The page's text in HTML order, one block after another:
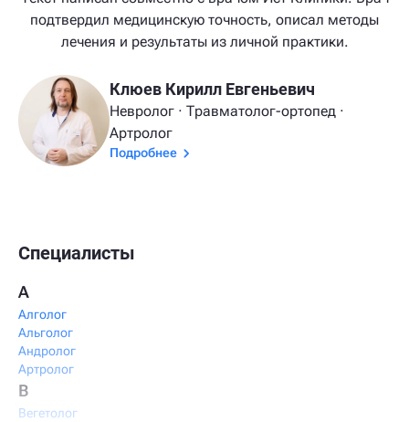
подтвердил медицинскую точность, описал методы
лечения и результаты из личной практики.
Клюев Кирилл Евгеньевич
Невролог · Травматолог-ортопед ·
Артролог
Подробнее
Специалисты
А
Алголог
Альголог
Андролог
Артролог
В
Вегетолог